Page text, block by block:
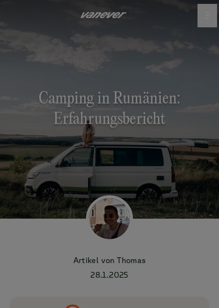
Camping in Rumänien:
Erfahrungsbericht
Artikel von Thomas
28.1.2025